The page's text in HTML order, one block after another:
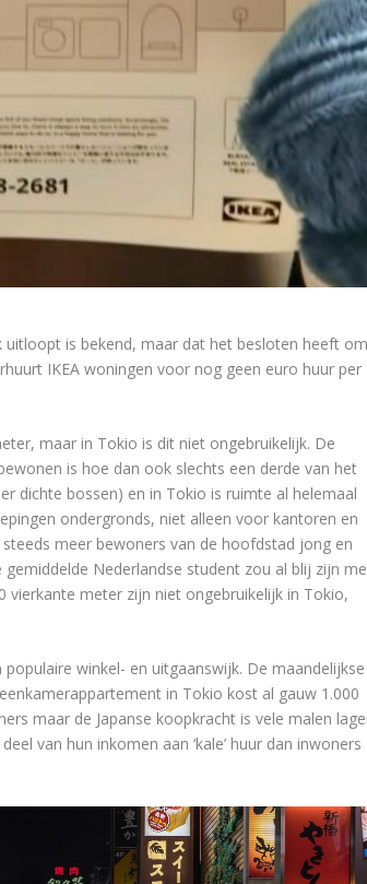
is bekend, maar dat het besloten heeft
IKEA woningen voor nog geen euro huur per
maar in Tokio is dit niet ongebruikelijk. De
is hoe dan ook slechts een derde van het
dichte bossen) en in Tokio is ruimte al helemaal
ondergronds, niet alleen voor kantoren en
meer bewoners van de hoofdstad jong en
Nederlandse student zou al blij zijn
vierkante meter zijn niet ongebruikelijk in Tokio,
winkel- en uitgaanswijk. De maandelijkse
in Tokio kost al gauw 1.000
maar de Japanse koopkracht is vele malen
van hun inkomen aan ‘kale’ huur dan inwoners